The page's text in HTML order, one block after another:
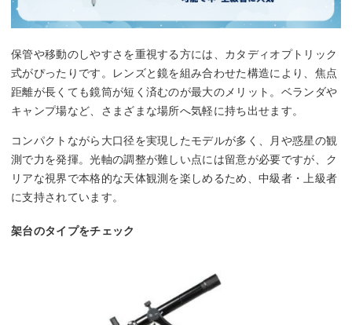
保管や移動のしやすさを重視する方には、カタディオプトリック
式がぴったりです。レンズと鏡を組み合わせた構造により、焦点
距離が長くても鏡筒が短く済むのが最大のメリット。ベランダや
キャンプ場など、さまざまな場所へ気軽に持ち出せます。
コンパクトながら大口径を実現したモデルが多く、月や惑星の観
測で力を発揮。光軸の調整が難しい点には留意が必要ですが、ク
リアな視界で本格的な天体観測を楽しめるため、中級者・上級者
に支持されています。
架台のタイプをチェック